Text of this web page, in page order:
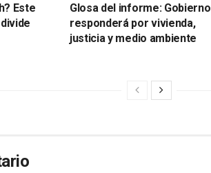
Este
Glosa del informe: Gobierno
responderá por vivienda,
justicia y medio ambiente